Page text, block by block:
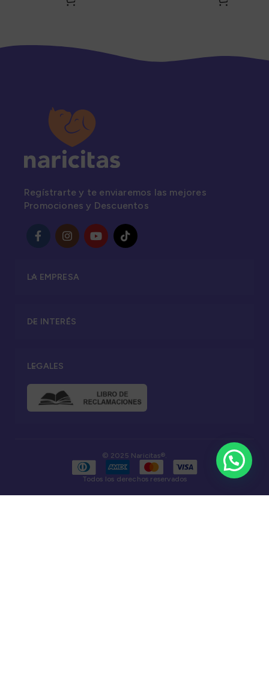
Camarón y otros 85Gr
Regístrarte y te enviaremos las mejores
Promociones y Descuentos
LA EMPRESA
DE INTERÉS
LEGALES
© 2025 Naricitas®.
Todos los derechos reservados